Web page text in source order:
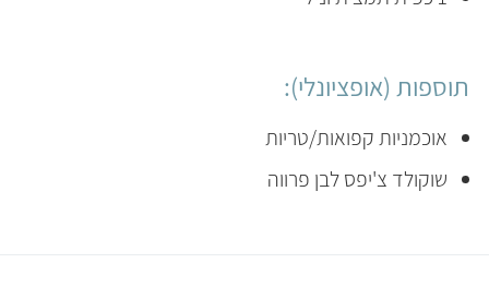
תוספות (אופציונלי):
אוכמניות קפואות/טריות
שוקולד צ'יפס לבן פרווה